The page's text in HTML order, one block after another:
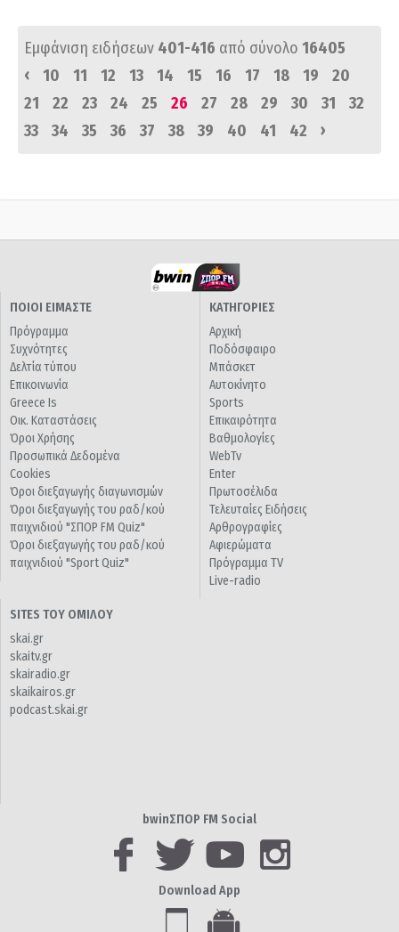
Εμφάνιση ειδήσεων 401-416 από σύνολο 16405
‹
10 11 12 13 14 15 16 17 18 19
20
21
22 23 24 25 26 27 28 29 30 31
32
33
34 35 36 37 38 39 40 41 42 ›
ΠΟΙΟΙ ΕΙΜΑΣΤΕ
Πρόγραμμα
Συχνότητες
Δελτία τύπου
Επικοινωνία
Greece Is
Οικ. Καταστάσεις
Όροι Χρήσης
Προσωπικά Δεδομένα
Cookies
Όροι διεξαγωγής διαγωνισμών
Όροι διεξαγωγής του ραδ/κού
παιχνιδιού "ΣΠΟΡ FM Quiz"
Όροι διεξαγωγής του ραδ/κού
παιχνιδιού "Sport Quiz"
ΚΑΤΗΓΟΡΙΕΣ
Αρχική
Ποδόσφαιρο
Μπάσκετ
Αυτοκίνητο
Sports
Επικαιρότητα
Βαθμολογίες
WebTv
Enter
Πρωτοσέλιδα
Τελευταίες Ειδήσεις
Αρθρογραφίες
Αφιερώματα
Πρόγραμμα TV
Live-radio
SITES ΤΟΥ ΟΜΙΛΟΥ
skai.gr
skaitv.gr
skairadio.gr
skaikairos.gr
podcast.skai.gr
bwinΣΠΟΡ FM Social
Download App